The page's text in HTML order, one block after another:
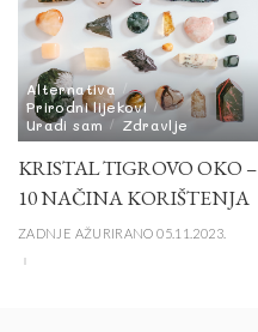
Alternativa
Prirodni lijekovi
Uradi sam
Zdravlje
KRISTAL TIGROVO OKO –
10 NAČINA KORIŠTENJA
ZADNJE AŽURIRANO 05.11.2023.